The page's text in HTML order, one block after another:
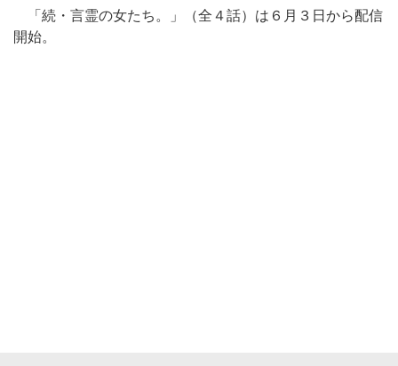
「続・言霊の女たち。」（全４話）は６月３日から配信
開始。